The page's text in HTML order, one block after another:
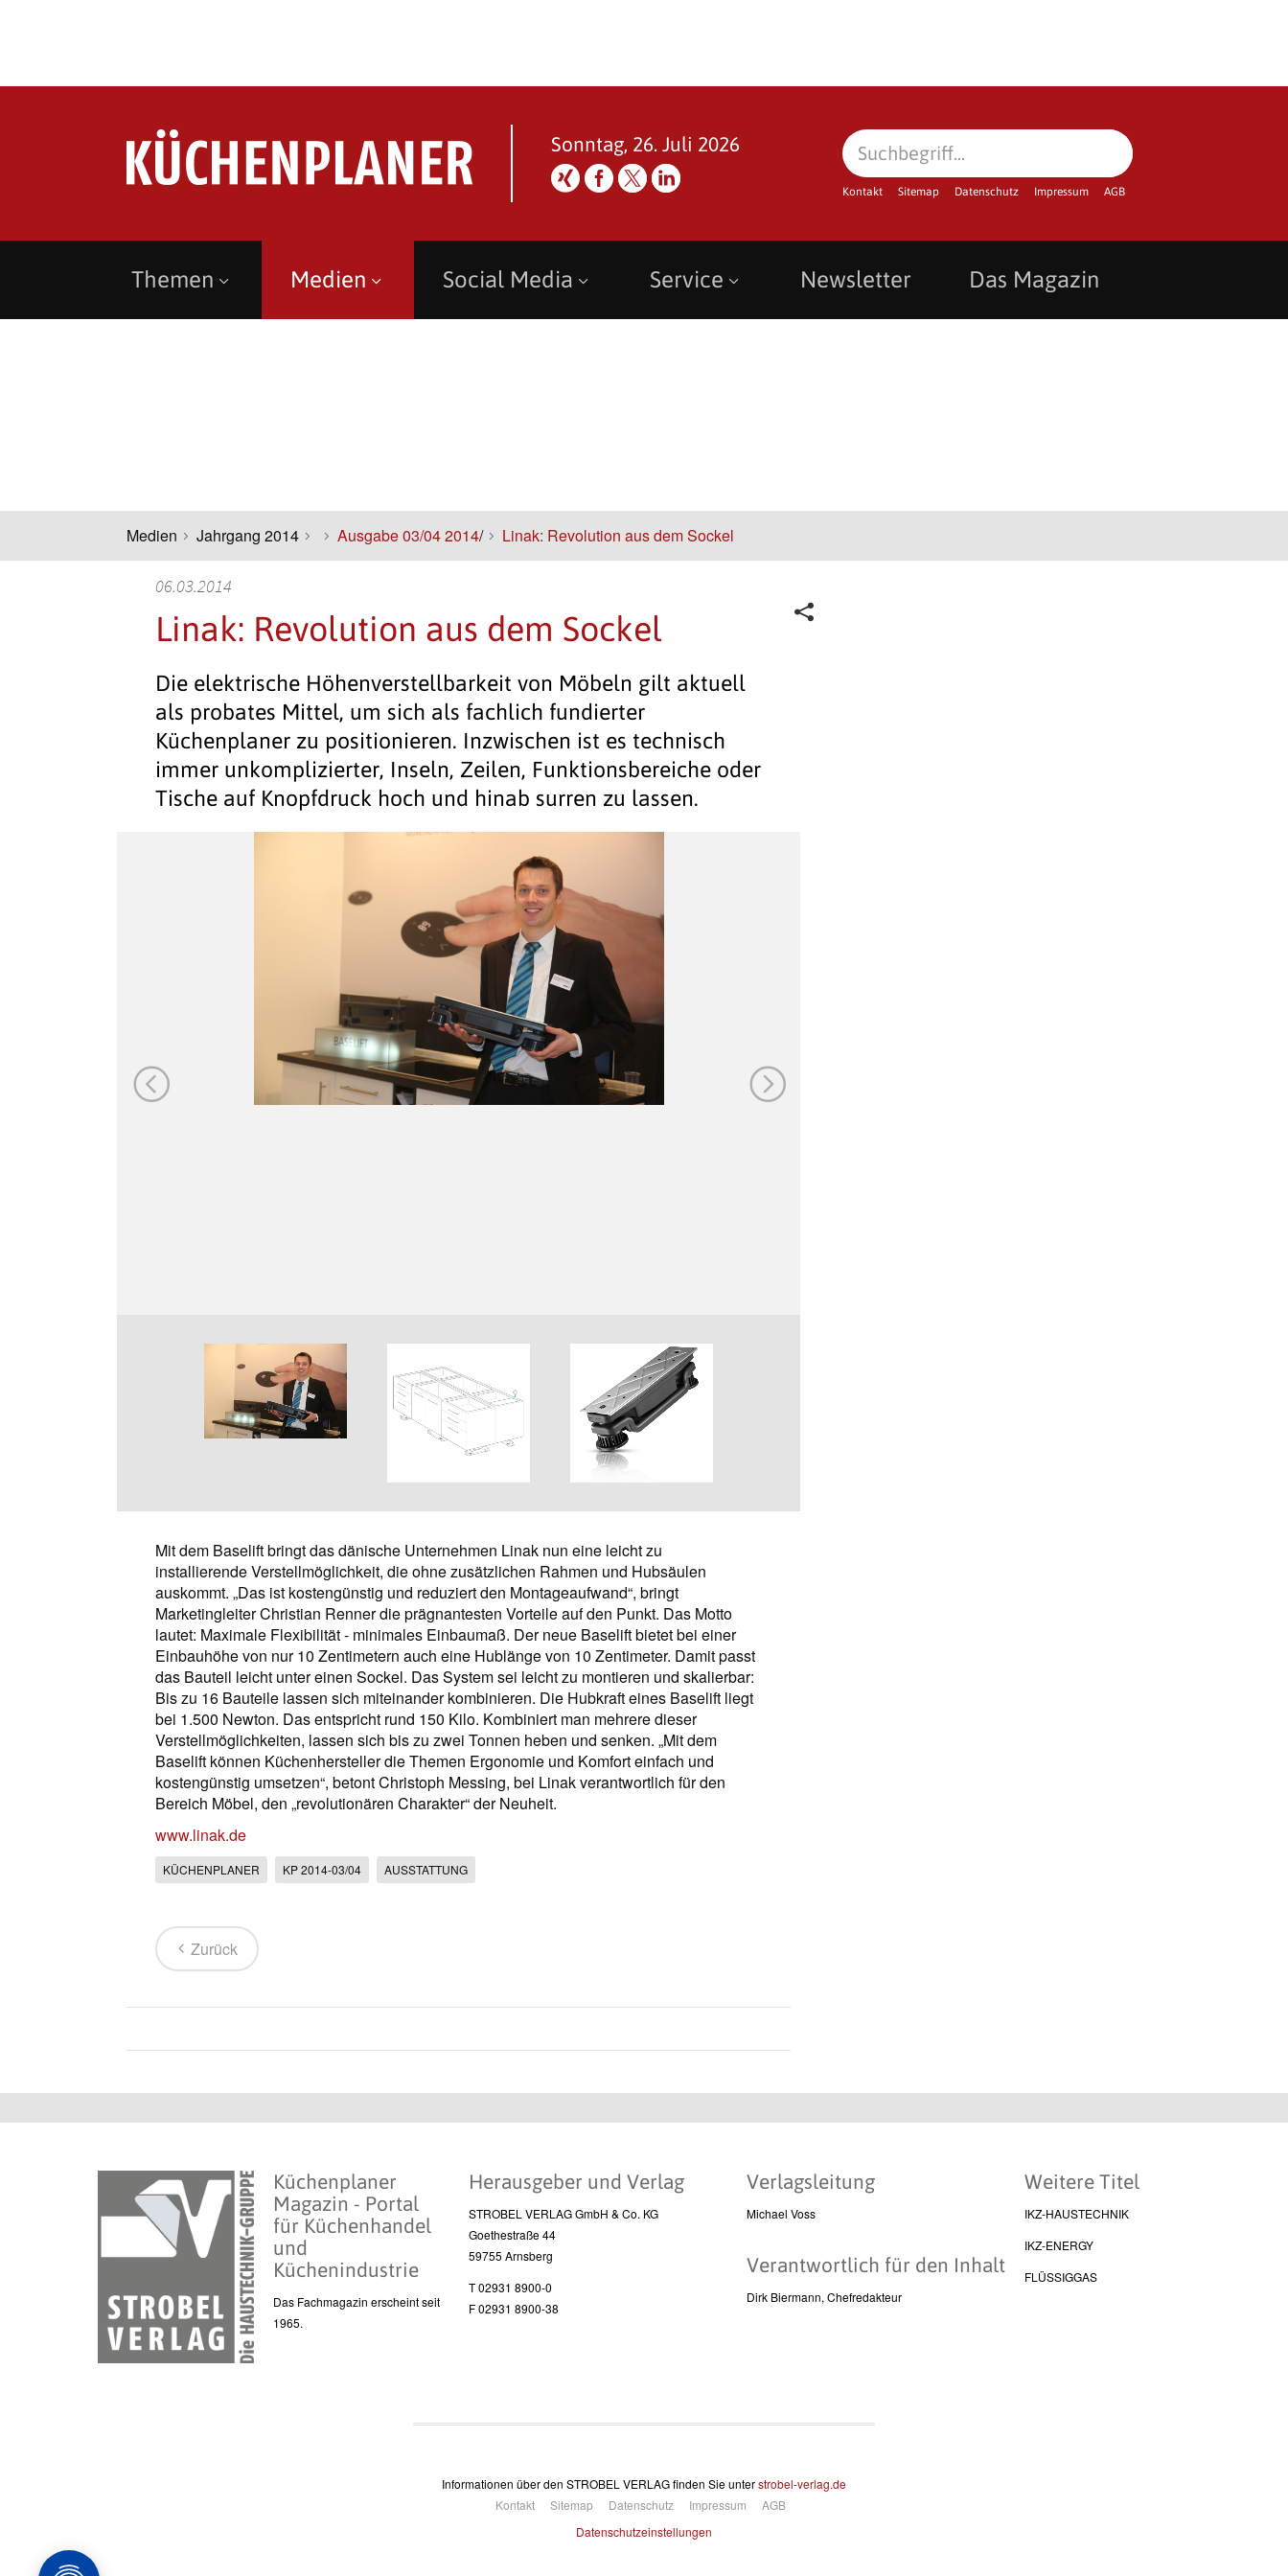
Sonntag, 26. Juli 2026
Kontakt Sitemap Datenschutz Impressum AGB
Themen Medien Social Media Service Newsletter Das Magazin
Medien Jahrgang 2014 Ausgabe 03/04 2014/ Linak: Revolution aus dem Sockel
06.03.2014
Linak: Revolution aus dem Sockel
Die elektrische Höhenverstellbarkeit von Möbeln gilt aktuell
als probates Mittel, um sich als fachlich fundierter
Küchenplaner zu positionieren. Inzwischen ist es technisch
immer unkomplizierter, Inseln, Zeilen, Funktionsbereiche oder
Tische auf Knopfdruck hoch und hinab surren zu lassen.
Mit dem Baselift bringt das dänische Unternehmen Linak nun eine leicht zu
installierende Verstellmöglichkeit, die ohne zusätzlichen Rahmen und Hubsäulen
auskommt. „Das ist kostengünstig und reduziert den Montageaufwand“, bringt
Marketingleiter Christian Renner die prägnantesten Vorteile auf den Punkt. Das Motto
lautet: Maximale Flexibilität - minimales Einbaumaß. Der neue Baselift bietet bei einer
Einbauhöhe von nur 10 Zentimetern auch eine Hublänge von 10 Zentimeter. Damit passt
das Bauteil leicht unter einen Sockel. Das System sei leicht zu montieren und skalierbar:
Bis zu 16 Bauteile lassen sich miteinander kombinieren. Die Hubkraft eines Baselift liegt
bei 1.500 Newton. Das entspricht rund 150 Kilo. Kombiniert man mehrere dieser
Verstellmöglichkeiten, lassen sich bis zu zwei Tonnen heben und senken. „Mit dem
Baselift können Küchenhersteller die Themen Ergonomie und Komfort einfach und
kostengünstig umsetzen“, betont Christoph Messing, bei Linak verantwortlich für den
Bereich Möbel, den „revolutionären Charakter“ der Neuheit.
www.linak.de
KÜCHENPLANER KP 2014-03/04 AUSSTATTUNG
Zurück
Küchenplaner
Magazin - Portal
für Küchenhandel
und
Küchenindustrie
Das Fachmagazin erscheint seit
1965.
Herausgeber und Verlag
STROBEL VERLAG GmbH & Co. KG
Goethestraße 44
59755 Arnsberg
T 02931 8900-0
F 02931 8900-38
Verlagsleitung
Michael Voss
Verantwortlich für den Inhalt
Dirk Biermann, Chefredakteur
Weitere Titel
IKZ-HAUSTECHNIK
IKZ-ENERGY
FLÜSSIGGAS
Informationen über den STROBEL VERLAG finden Sie unterstrobel-verlag.de
Kontakt
Sitemap Datenschutz Impressum
AGB
Datenschutzeinstellungen